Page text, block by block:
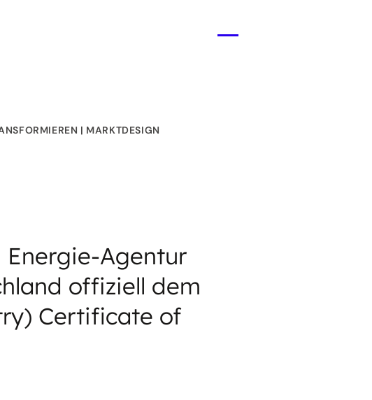
MARKTDESIGN
Agentur
offiziell dem
Certificate of